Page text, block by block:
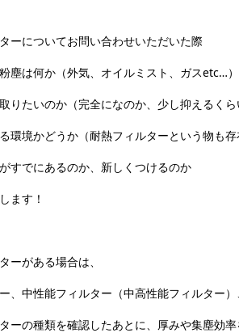
ーについてお問い合わせいただいた際
塵は何か（外気、オイルミスト、ガスetc…）
りたいのか（完全になのか、少し抑えるくら
環境かどうか（耐熱フィルターという物も存
すでにあるのか、新しくつけるのか
ます！
ーがある場合は、
、中性能フィルター（中高性能フィルター
ーの種類を確認したあとに、厚みや集塵効